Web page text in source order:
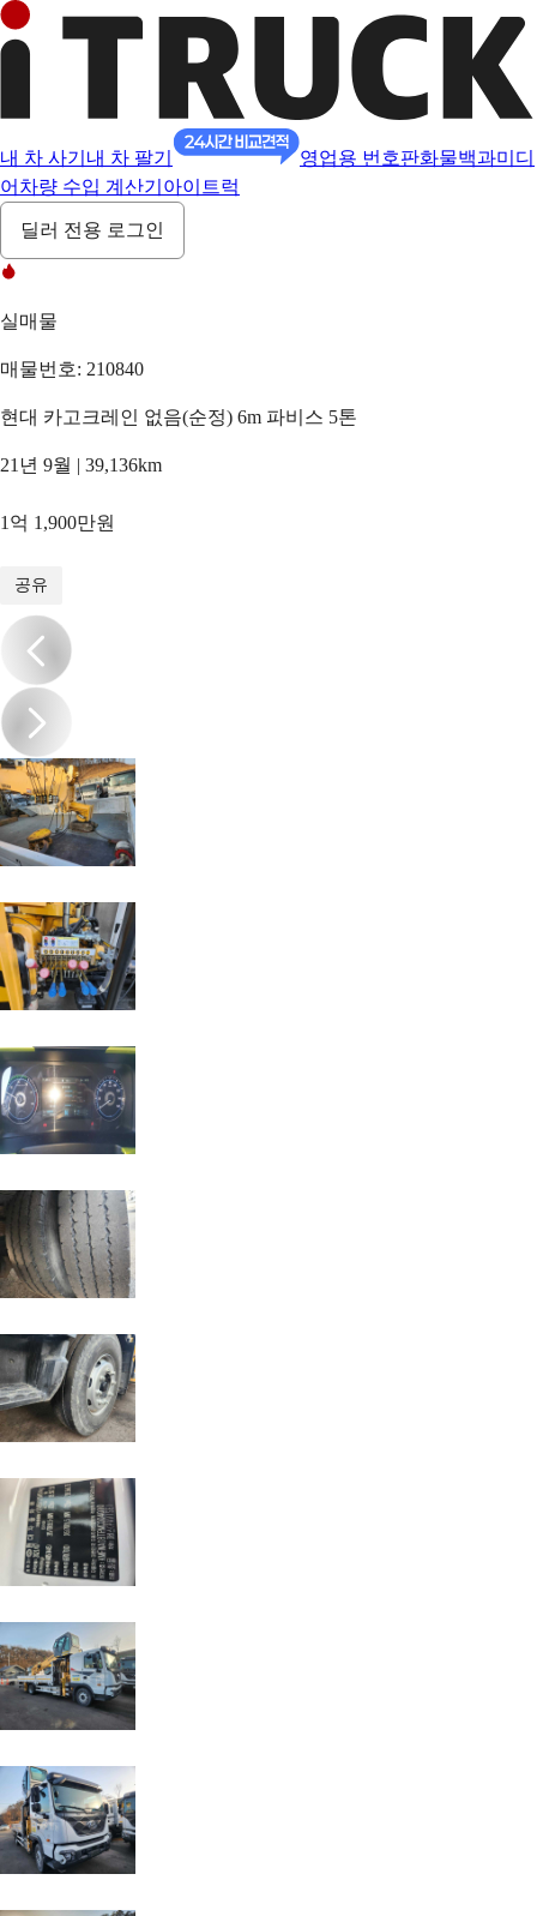
내 차 사기 내 차 팔기 영업용 번호판화물백과미디
어 차량 수입 계산기 아이트럭
딜러 전용 로그인
실매물
매물번호: 210840
현대 카고크레인 없음(순정) 6m 파비스 5톤
21년 9월 | 39,136km
1억 1,900만원
공유
/11